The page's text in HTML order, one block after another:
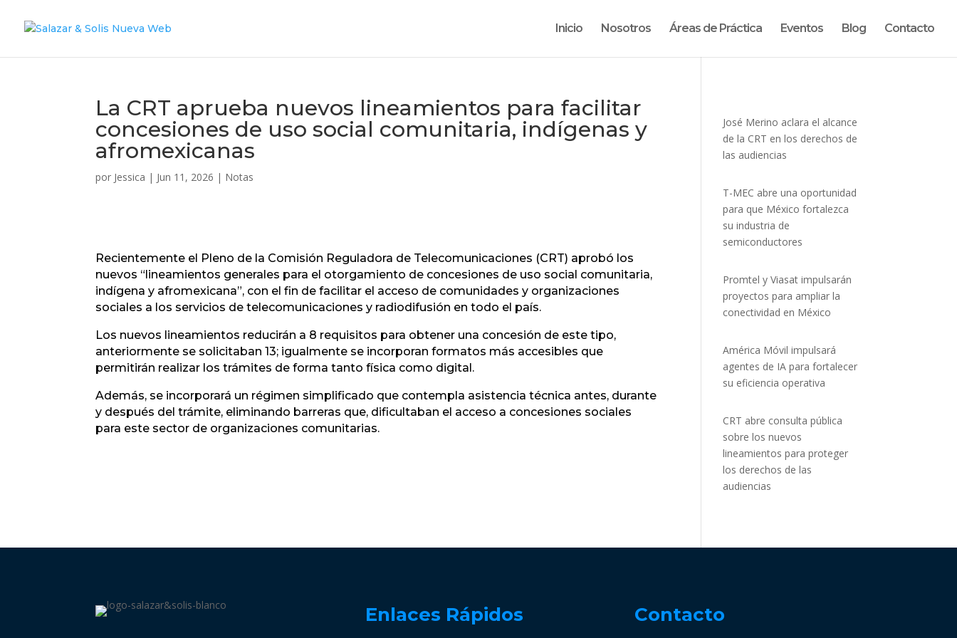
Inicio Nosotros Áreas de Práctica Eventos Blog Contacto
La CRT aprueba nuevos lineamientos para facilitar
concesiones de uso social comunitaria, indígenas y
afromexicanas
por Jessica | Jun 11, 2026 | Notas
Recientemente el Pleno de la Comisión Reguladora de Telecomunicaciones (CRT) aprobó los
nuevos “lineamientos generales para el otorgamiento de concesiones de uso social comunitaria,
indígena y afromexicana”, con el fin de facilitar el acceso de comunidades y organizaciones
sociales a los servicios de telecomunicaciones y radiodifusión en todo el país.
Los nuevos lineamientos reducirán a 8 requisitos para obtener una concesión de este tipo,
anteriormente se solicitaban 13; igualmente se incorporan formatos más accesibles que
permitirán realizar los trámites de forma tanto física como digital.
Además, se incorporará un régimen simplificado que contempla asistencia técnica antes, durante
y después del trámite, eliminando barreras que, dificultaban el acceso a concesiones sociales
para este sector de organizaciones comunitarias.
José Merino aclara el alcance
de la CRT en los derechos de
las audiencias
T-MEC abre una oportunidad
para que México fortalezca
su industria de
semiconductores
Promtel y Viasat impulsarán
proyectos para ampliar la
conectividad en México
América Móvil impulsará
agentes de IA para fortalecer
su eficiencia operativa
CRT abre consulta pública
sobre los nuevos
lineamientos para proteger
los derechos de las
audiencias
Enlaces Rápidos Contacto